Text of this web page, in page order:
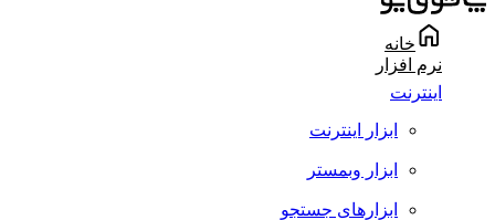
خانه
نرم افزار
اینترنت
ابزار اینترنت
ابزار وبمستر
ابزارهای جستجو